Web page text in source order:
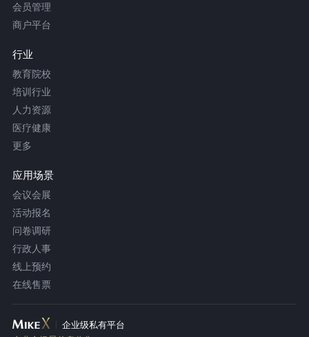
会员管理
商户平台
行业
教育院校
培训行业
人力资源
医疗健康
更多
应用场景
会议会展
活动报名
问卷调研
行政人事
线上预约
在线售票
企业级私有平台